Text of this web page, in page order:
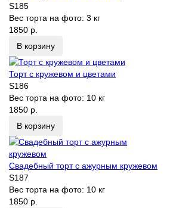
S185
Вес торта на фото: 3 кг
1850 р.
В корзину
Торт с кружевом и цветами
S186
Вес торта на фото: 10 кг
1850 р.
В корзину
Свадебный торт с ажурным кружевом
S187
Вес торта на фото: 10 кг
1850 р.